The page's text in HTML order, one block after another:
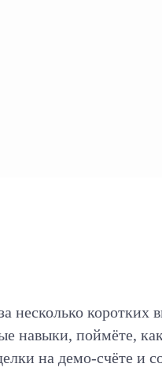
несколько коротких
навыки, поймёте,
на демо-счёте и